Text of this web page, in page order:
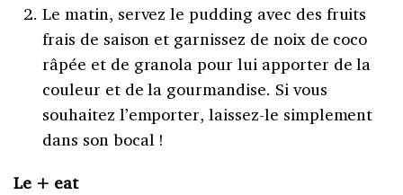
Le matin, servez le pudding avec des fruits
frais de saison et garnissez de noix de coco
râpée et de granola pour lui apporter de la
couleur et de la gourmandise. Si vous
souhaitez l’emporter, laissez-le simplement
dans son bocal !
Le + eat